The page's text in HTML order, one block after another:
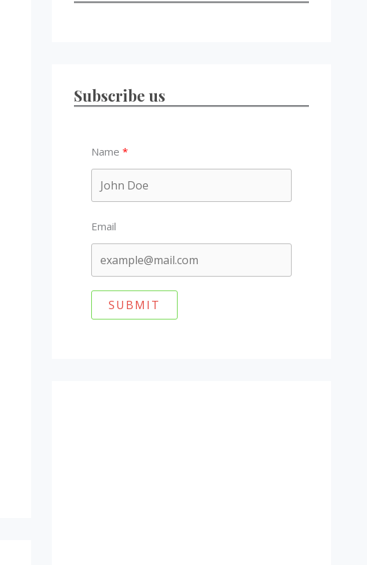
Subscribe us
Name
Email
SUBMIT